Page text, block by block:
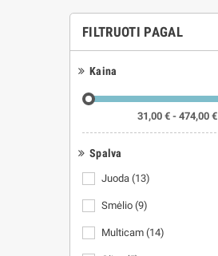
FILTRUOTI PAGAL
Kaina
31,00 € - 474,00 €
Spalva
Juoda (13)
Smėlio (9)
Multicam (14)